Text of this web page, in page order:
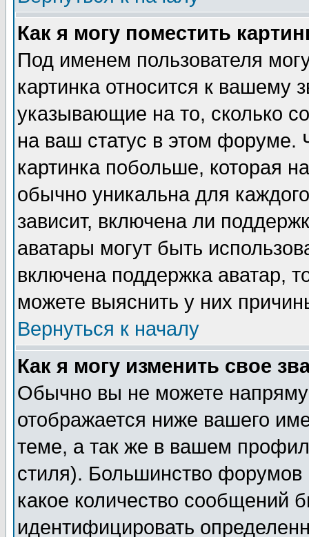
Как я могу поместить
Под именем пользователя
картинка относится к вашему
указывающие на то, сколько
на ваш статус в этом форуме.
картинка побольше, которая
обычно уникальна для
зависит, включена ли
аватары могут быть
включена поддержка аватар,
можете выяснить у них
Вернуться к началу
Как я могу изменить свое
Обычно вы не можете
отображается ниже вашего
теме, а так же в вашем
стиля). Большинство форумов
какое количество сообщений
идентифицировать